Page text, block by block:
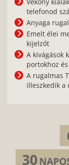
Vékony
telefonod
Anyaga
Emelt élei
kijelzőt
A kivágások
portokhoz
A rugalmas
illeszkedik a